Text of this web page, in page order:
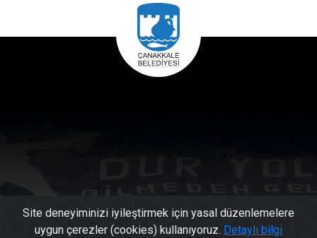
Site deneyiminizi iyileştirmek için yasal düzenlemelere
uygun çerezler (cookies) kullanıyoruz. Detaylı bilgi